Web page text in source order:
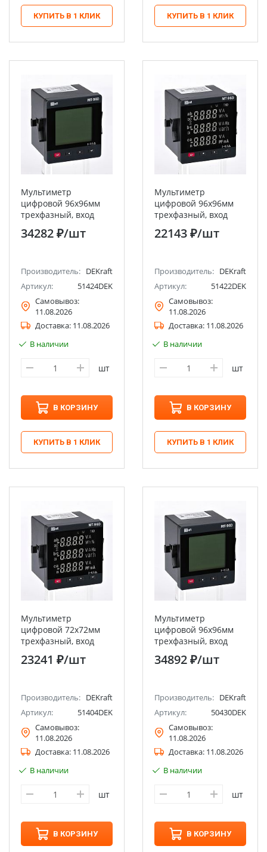
КУПИТЬ В 1 КЛИК КУПИТЬ В 1 КЛИК
Мультиметр
цифровой 96х96мм
трехфазный, вход
600В 5А, LCD-дисплей
МТ-96D DEKraft
34282 ₽/шт
Производитель: DEKraft
Артикул:
51424DEK
Самовывоз:
11.08.2026
Доставка: 11.08.2026
В наличии
шт
В КОРЗИНУ
КУПИТЬ В 1 КЛИК
Мультиметр
цифровой 96х96мм
трехфазный, вход
100В 5А, RS485, LED-
дисплей МТ-96D
22143 ₽/шт
Производитель: DEKraft
Артикул:
51422DEK
Самовывоз:
11.08.2026
Доставка: 11.08.2026
В наличии
шт
В КОРЗИНУ
КУПИТЬ В 1 КЛИК
Мультиметр
цифровой 72х72мм
трехфазный, вход
600В 5А, RS485, LED-
дисплей МТ-72D
23241 ₽/шт
Производитель: DEKraft
Артикул:
51404DEK
Самовывоз:
11.08.2026
Доставка: 11.08.2026
В наличии
шт
В КОРЗИНУ
Мультиметр
цифровой 96х96мм
трехфазный, вход
100В 5А, RS485, LCD-
дисплей МТ-96D
34892 ₽/шт
Производитель: DEKraft
Артикул:
50430DEK
Самовывоз:
11.08.2026
Доставка: 11.08.2026
В наличии
шт
В КОРЗИНУ